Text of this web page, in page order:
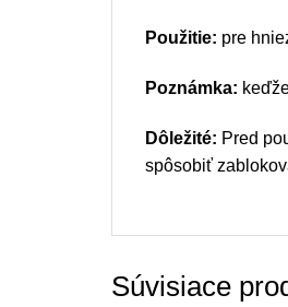
Použitie: pre
Poznámka:
Dôležité: Pred
spôsobiť
Súvisiace